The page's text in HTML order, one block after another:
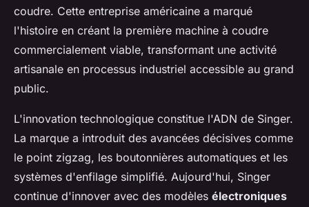
coudre. Cette entreprise américaine a marqué
l'histoire en créant la première machine à coudre
commercialement viable, transformant une activité
artisanale en processus industriel accessible au grand
public.
L'innovation technologique constitue l'ADN de Singer.
La marque a introduit des avancées décisives comme
le point zigzag, les boutonnières automatiques et les
systèmes d'enfilage simplifié. Aujourd'hui, Singer
continue d'innover avec des modèles électroniques